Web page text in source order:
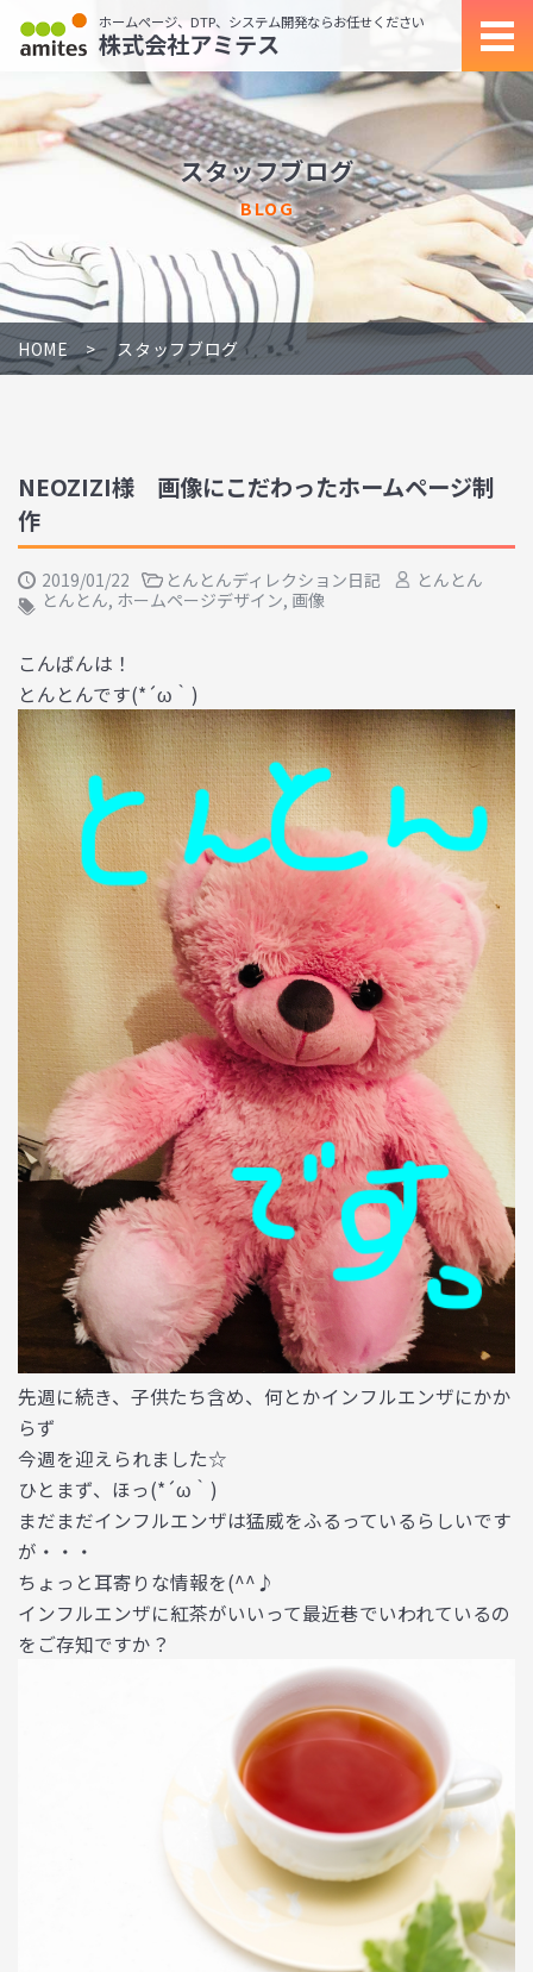
ホームページ、DTP、システム開発ならお任せください
株式会社アミテス
スタッフブログ
BLOG
HOME スタッフブログ
NEOZIZI様 画像にこだわったホームページ制
作
2019/01/22 とんとんディレクション日記
とんとん
とんとん, ホームページデザイン, 画像
こんばんは！
とんとんです(*´ω｀)
先週に続き、子供たち含め、何とかインフルエンザにかか
らず
今週を迎えられました☆
ひとまず、ほっ(*´ω｀)
まだまだインフルエンザは猛威をふるっているらしいです
が・・・
ちょっと耳寄りな情報を(^^♪
インフルエンザに紅茶がいいって最近巷でいわれているの
をご存知ですか？